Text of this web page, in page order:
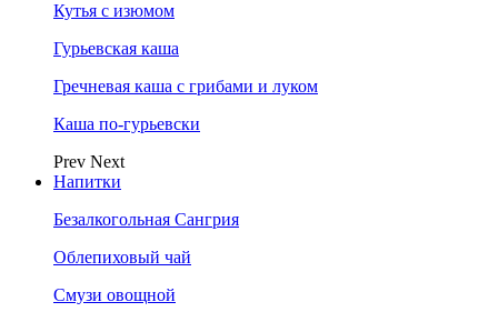
Кутья с изюмом
Гурьевская каша
Гречневая каша с грибами и луком
Каша по-гурьевски
Prev Next
Напитки
Безалкогольная Сангрия
Облепиховый чай
Смузи овощной